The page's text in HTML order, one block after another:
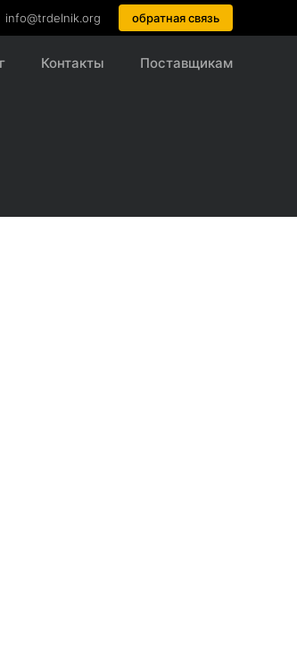
info@trdelnik.org обратная связь
Контакты Поставщикам